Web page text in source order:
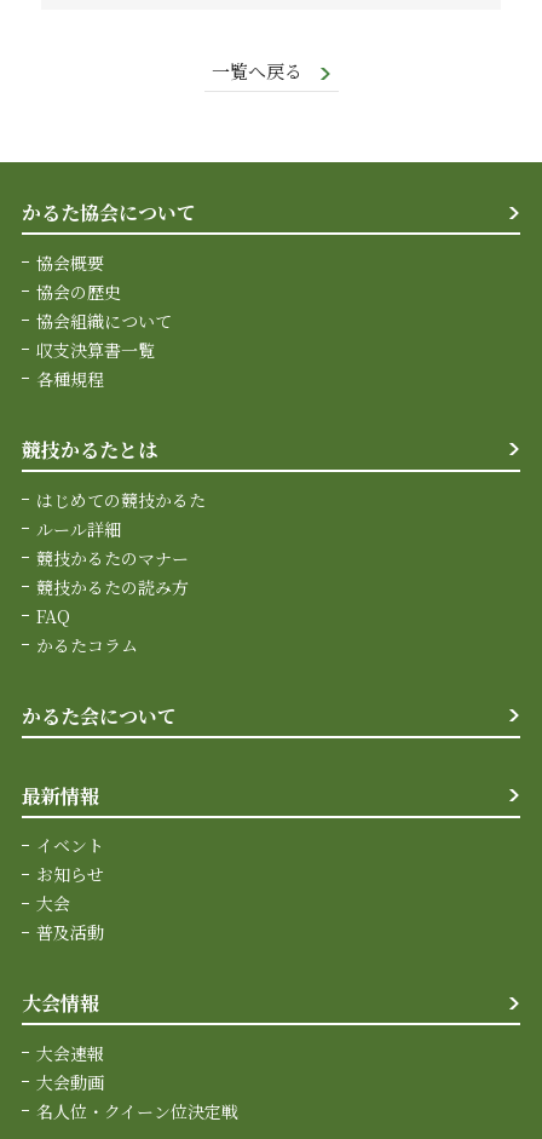
一覧へ戻る
かるた協会について
協会概要
協会の歴史
協会組織について
収支決算書一覧
各種規程
競技かるたとは
はじめての競技かるた
ルール詳細
競技かるたのマナー
競技かるたの読み方
FAQ
かるたコラム
かるた会について
最新情報
イベント
お知らせ
大会
普及活動
大会情報
大会速報
大会動画
名人位・クイーン位決定戦